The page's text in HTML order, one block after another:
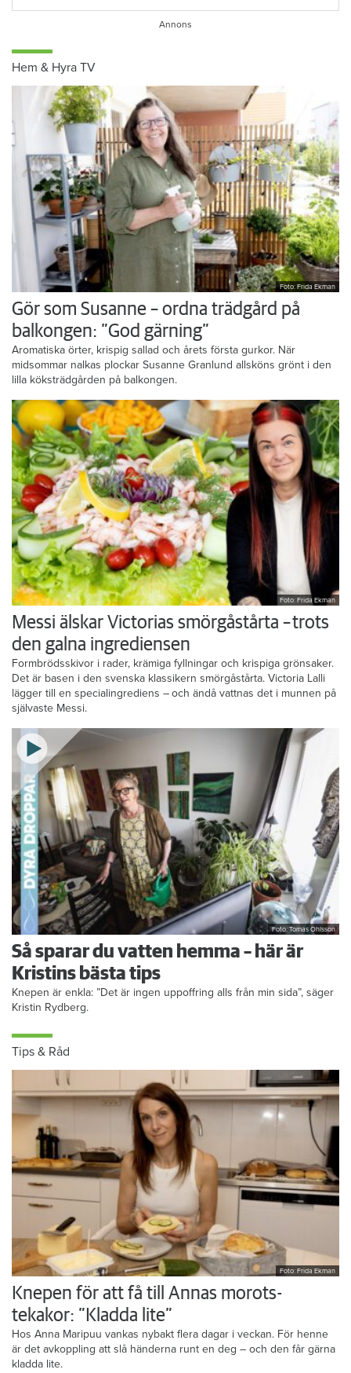
Hem & Hyra TV
Foto: Frida Ekman
Gör som Susanne – ordna trädgård på
balkongen: ”God gärning”
Aromatiska örter, krispig sallad och årets första gurkor. När
midsommar nalkas plockar Susanne Granlund allsköns grönt i den
lilla köksträdgården på balkongen.
Foto: Frida Ekman
Messi älskar Victorias smörgåstårta – trots
den galna ingrediensen
Formbrödsskivor i rader, krämiga fyllningar och krispiga grönsaker.
Det är basen i den svenska klassikern smörgåstårta. Victoria Lalli
lägger till en specialingrediens – och ändå vattnas det i munnen på
självaste Messi.
Foto: Tomas Ohlsson
Så sparar du vatten hemma – här är
Kristins bästa tips
Knepen är enkla: ”Det är ingen uppoffring alls från min sida”, säger
Kristin Rydberg.
Tips & Råd
Foto: Frida Ekman
Knepen för att få till Annas morots-
tekakor: ”Kladda lite”
Hos Anna Maripuu vankas nybakt flera dagar i veckan. För henne
är det avkoppling att slå händerna runt en deg – och den får gärna
kladda lite.